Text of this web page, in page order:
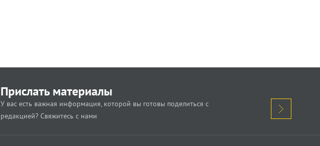
Прислать материалы
У вас есть важная информация, которой вы готовы поделиться с
редакцией? Свяжитесь с нами